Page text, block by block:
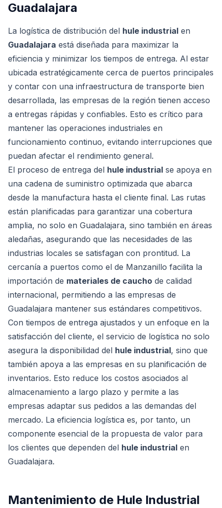
Guadalajara
La logística de distribución del hule industrial en
Guadalajara está diseñada para maximizar la
eficiencia y minimizar los tiempos de entrega. Al estar
ubicada estratégicamente cerca de puertos principales
y contar con una infraestructura de transporte bien
desarrollada, las empresas de la región tienen acceso
a entregas rápidas y confiables. Esto es crítico para
mantener las operaciones industriales en
funcionamiento continuo, evitando interrupciones que
puedan afectar el rendimiento general.
El proceso de entrega del hule industrial se apoya en
una cadena de suministro optimizada que abarca
desde la manufactura hasta el cliente final. Las rutas
están planificadas para garantizar una cobertura
amplia, no solo en Guadalajara, sino también en áreas
aledañas, asegurando que las necesidades de las
industrias locales se satisfagan con prontitud. La
cercanía a puertos como el de Manzanillo facilita la
importación de materiales de caucho de calidad
internacional, permitiendo a las empresas de
Guadalajara mantener sus estándares competitivos.
Con tiempos de entrega ajustados y un enfoque en la
satisfacción del cliente, el servicio de logística no solo
asegura la disponibilidad del hule industrial, sino que
también apoya a las empresas en su planificación de
inventarios. Esto reduce los costos asociados al
almacenamiento a largo plazo y permite a las
empresas adaptar sus pedidos a las demandas del
mercado. La eficiencia logística es, por tanto, un
componente esencial de la propuesta de valor para
los clientes que dependen del hule industrial en
Guadalajara.
Mantenimiento de Hule Industrial